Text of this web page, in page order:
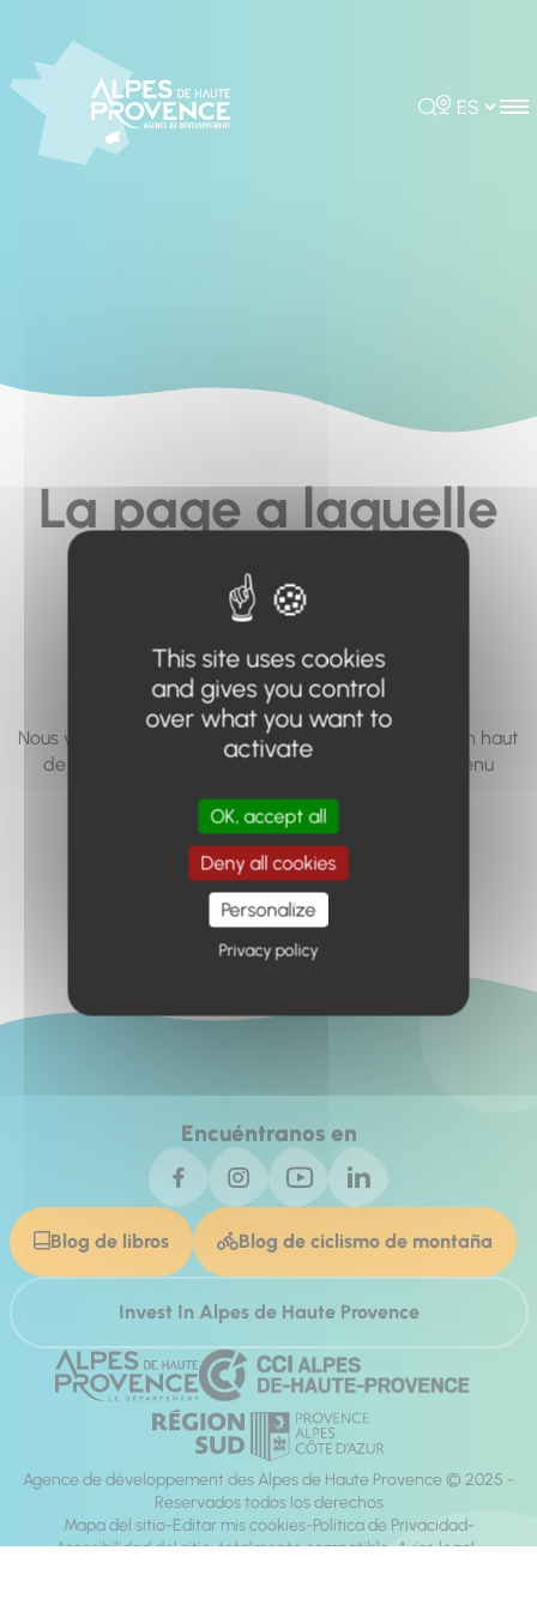
Rechercher
Choisir la
La page a laquelle
vous cherchez à
accéder n'existe
pas... ou plus.
Nous vous invitons à utiliser le moteur de recherche en haut
de page, ou à utiliser le menu pour trouver le contenu
Retour à l'accueil
Encuéntranos en
Blog de libros Blog de ciclismo de montaña
Invest In Alpes de Haute Provence
Agence de développement des Alpes de Haute Provence © 2025 -
Reservados todos los derechos
Mapa del sitio Editar mis cookies Política de Privacidad
Accesibilidad del sitio: totalmente compatible Aviso legal
This site uses cookies
and gives you control
over what you want to
activate
OK, accept all
Deny all cookies
Personalize
Privacy policy